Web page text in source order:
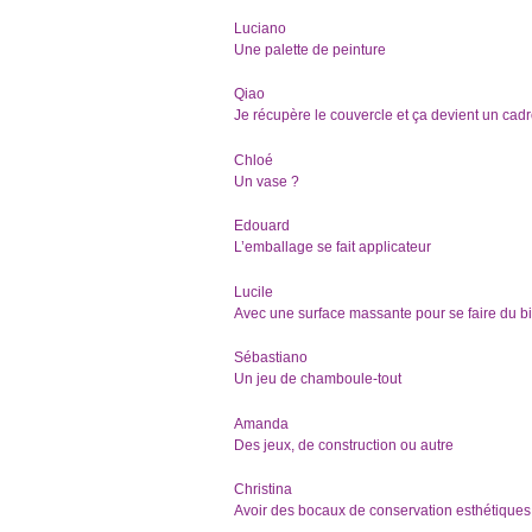
Luciano
Une palette de peinture
Qiao
Je récupère le couvercle et ça devient un
Chloé
Un vase ?
Edouard
L’emballage se fait applicateur
Lucile
Avec une surface massante pour se faire du
Sébastiano
Un jeu de chamboule-tout
Amanda
Des jeux, de construction ou autre
Christina
Avoir des bocaux de conservation